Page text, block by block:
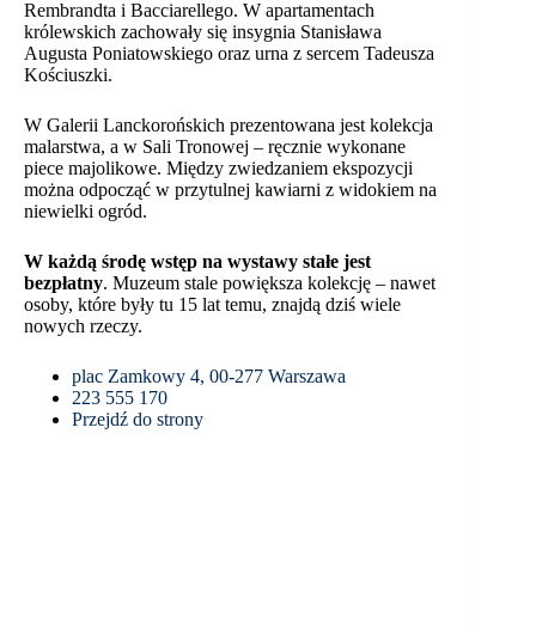
Rembrandta i Bacciarellego. W apartamentach
królewskich zachowały się insygnia Stanisława
Augusta Poniatowskiego oraz urna z sercem Tadeusza
Kościuszki.
W Galerii Lanckorońskich prezentowana jest kolekcja
malarstwa, a w Sali Tronowej – ręcznie wykonane
piece majolikowe. Między zwiedzaniem ekspozycji
można odpocząć w przytulnej kawiarni z widokiem na
niewielki ogród.
W każdą środę wstęp na wystawy stałe jest
bezpłatny. Muzeum stale powiększa kolekcję – nawet
osoby, które były tu 15 lat temu, znajdą dziś wiele
nowych rzeczy.
plac Zamkowy 4, 00-277 Warszawa
223 555 170
Przejdź do strony